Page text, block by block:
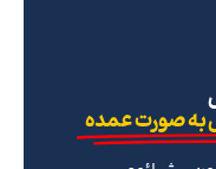
صورت عمده